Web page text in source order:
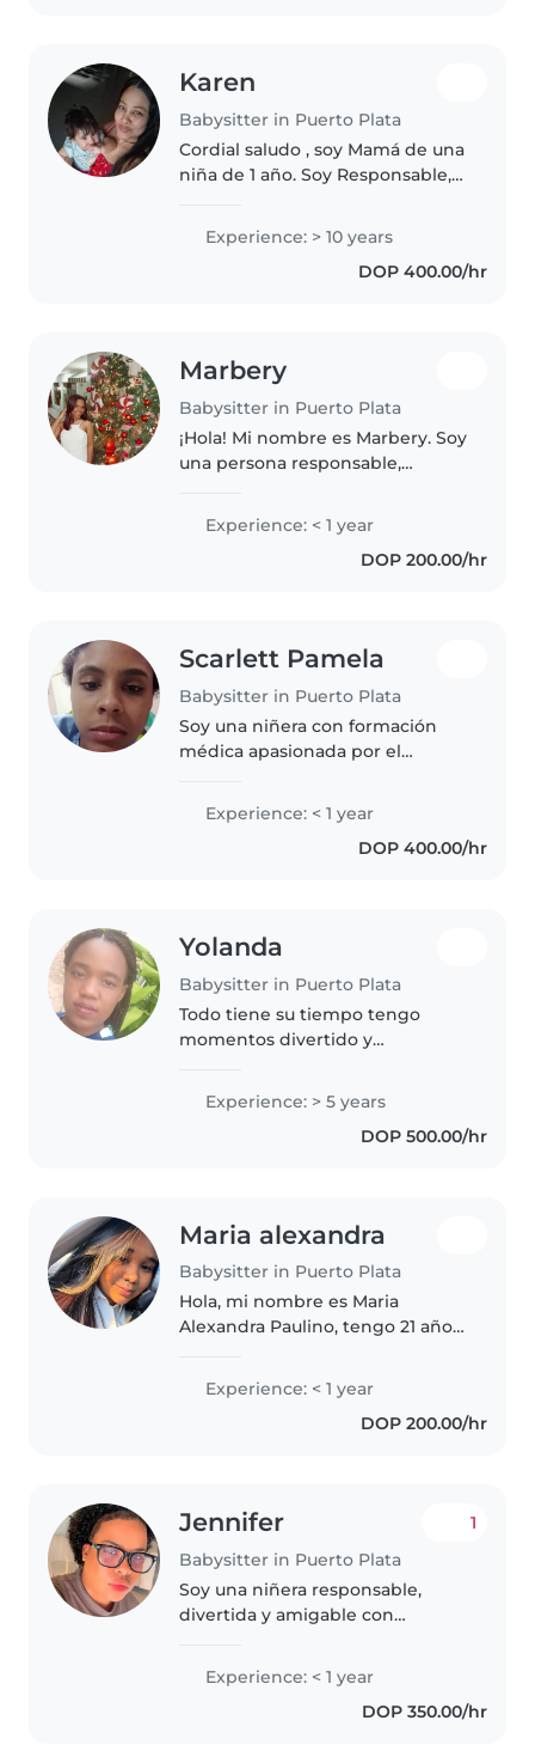
Karen
Babysitter in Puerto Plata
Cordial saludo , soy Mamá de una
niña de 1 año. Soy Responsable,
Cuido con amor. Juegos, rutinas
y paseos para bebés 0-2 años.
Experiencia propia. Niñera..
Experience: > 10 years
DOP 400.00/hr
Marbery
Babysitter in Puerto Plata
¡Hola! Mi nombre es Marbery. Soy
una persona responsable,
Me gusta compartir con los
niños, jugar con ellos y
acompañarlos en sus actividades.
Experience: < 1 year
DOP 200.00/hr
Scarlett Pamela
Babysitter in Puerto Plata
Soy una niñera con formación
médica apasionada por el
experiencia con bebés, niños
pequeños y preescolares. Me
encanta leer cuentos y ayudar
Experience: < 1 year
DOP 400.00/hr
Yolanda
Babysitter in Puerto Plata
Todo tiene su tiempo tengo
momentos divertido y
Experience: > 5 years
DOP 500.00/hr
Maria alexandra
Babysitter in Puerto Plata
Hola, mi nombre es Maria
Alexandra Paulino, tengo 21 años,
los animales y disfruto compartir
con niños.
Experience: < 1 year
DOP 200.00/hr
Jennifer
Babysitter in Puerto Plata
1
Soy una niñera responsable,
divertida y amigable con
juegos. Me siento cómoda con
mascotas, cocinar y ayuda con la
tarea. Cuento con carro propio...
Experience: < 1 year
DOP 350.00/hr